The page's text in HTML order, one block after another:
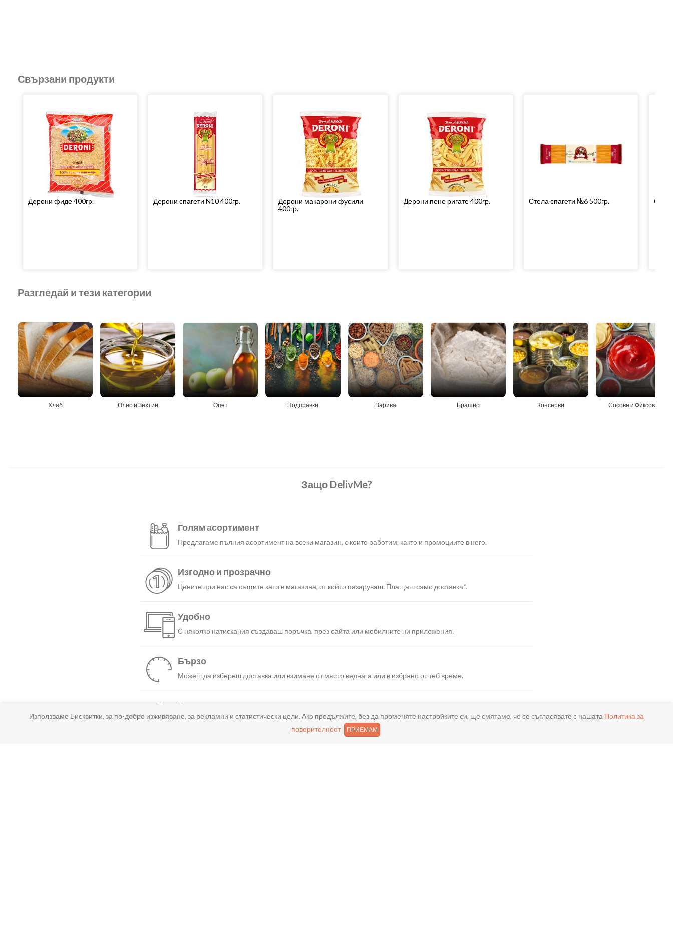
Свързани продукти
Дерони фиде 400гр. Дерони спагети N10 400гр.
Дерони макарони фусили
400гр.
Дерони пене ригате 400гр. Стела спагети №6 500гр.
Разгледай и тези категории
Хляб Олио и Зехтин Оцет Подправки Варива Брашно Консерви Сосове и Фиксове
Защо DelivMe?
Голям асортимент
Предлагаме пълния асортимент на всеки магазин, с които работим, както и промоциите в него.
Изгодно и прозрачно
Цените при нас са същите като в магазина, от който пазаруваш. Плащаш само доставка*.
Удобно
С няколко натискания създаваш поръчка, през сайта или мобилните ни приложения.
Бързо
Можеш да избереш доставка или взимане от място веднага или в избрано от теб време.
Гарантирано
Ако нещо не ти хареса в поръчката, ще ти възстановим не 150% от цената в профила.
Използваме Бисквитки, за по-добро изживяване, за рекламни и статистически цели. Ако продължите, без да променяте настройките си, ще смятаме, че се съгласявате с нашата Политика за
поверителност
ПРИЕМАМ